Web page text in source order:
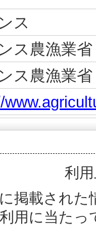
ス
ス農漁業省
ス農漁業省
利
掲載された
用に当た